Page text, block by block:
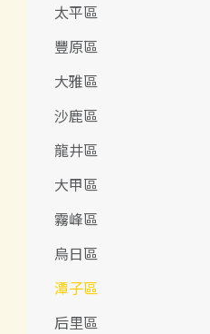
太平區
豐原區
大雅區
沙鹿區
龍井區
大甲區
霧峰區
烏日區
潭子區
后里區